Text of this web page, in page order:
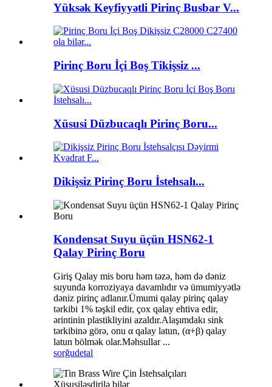
Yüksək Keyfiyyətli Pirinç Busbar V...
Pirinç Boru İçi Boş Tikişsiz ...
Xüsusi Düzbucaqlı Pirinç Boru...
Dikişsiz Pirinç Boru İstehsalı...
Kondensat Suyu üçün HSN62-1
Qalay Pirinç Boru
Giriş Qalay mis boru həm təzə, həm də dəniz
suyunda korroziyaya davamlıdır və ümumiyyətlə
dəniz pirinç adlanır.Ümumi qalay pirinç qalay
tərkibi 1% təşkil edir, çox qalay ehtiva edir,
ərintinin plastikliyini azaldır.Alaşımdakı sink
tərkibinə görə, onu α qalay latun, (α+β) qalay
latun bölmək olar.Məhsullar ...
sorğudetal